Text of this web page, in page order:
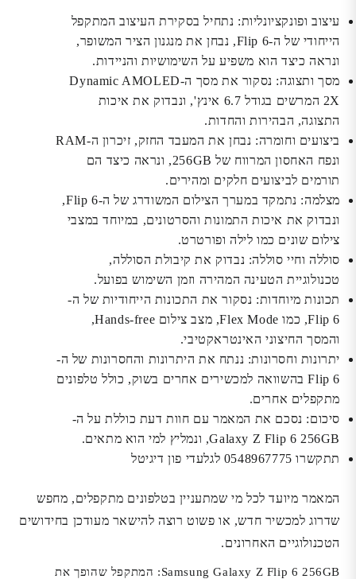
עיצוב ופונקציונליות: נתחיל בסקירת העיצוב המתקפל
הייחודי של ה-Flip 6, נבחן את מנגנון הציר המשופר,
ונראה כיצד הוא משפיע על השימושיות והניידות.
מסך ותצוגה:
נסקור את מסך ה-Dynamic AMOLED
2X המרשים בגודל 6.7 אינץ', ונבדוק את איכות
התצוגה, הבהירות והחדות.
ביצועים וחומרה:
נבחן את המעבד החזק, זיכרון ה-RAM
ונפח האחסון המרווח של 256GB, ונראה כיצד הם
תורמים לביצועים חלקים ומהירים.
מצלמה:
נתמקד במערך הצילום המשודרג של ה-Flip 6,
ונבדוק את איכות התמונות והסרטונים, במיוחד במצבי
צילום שונים כמו לילה ופורטרט.
סוללה וחיי סוללה: נבדוק את קיבולת הסוללה,
טכנולוגיית הטעינה המהירה וזמן השימוש בפועל.
תכונות מיוחדות: נסקור את התכונות הייחודיות של ה-
Flip 6, כמו Flex Mode, מצב צילום Hands-free,
והמסך החיצוני האינטראקטיבי.
יתרונות וחסרונות: ננתח את היתרונות והחסרונות של ה-
Flip 6 בהשוואה למכשירים אחרים בשוק, כולל טלפונים
מתקפלים אחרים.
סיכום: נסכם את המאמר עם חוות דעת כוללת על ה-
Galaxy Z Flip 6 256GB, ונמליץ למי הוא מתאים.
תתקשרו 0548967775 לגלעדי פון דיגיטל
המאמר מיועד לכל מי שמתעניין בטלפונים מתקפלים, מחפש
שדרוג למכשיר חדש, או פשוט רוצה להישאר מעודכן בחידושים
הטכנולוגיים האחרונים.
Samsung Galaxy Z Flip 6 256GB: המתקפל שהופך את